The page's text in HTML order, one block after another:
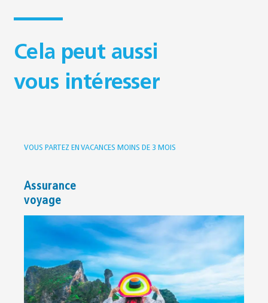
Cela peut aussi
vous intéresser
VOUS PARTEZ EN VACANCES MOINS DE 3 MOIS
Assurance
voyage